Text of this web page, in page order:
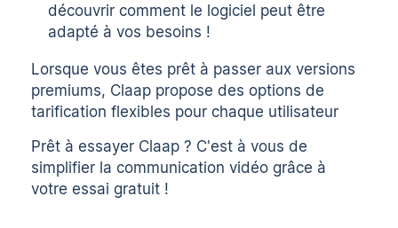
découvrir comment le logiciel peut être
adapté à vos besoins !
Lorsque vous êtes prêt à passer aux versions
premiums, Claap propose des options de
tarification flexibles pour chaque utilisateur
Prêt à essayer Claap ? C'est à vous de
simplifier la communication vidéo grâce à
votre essai gratuit !